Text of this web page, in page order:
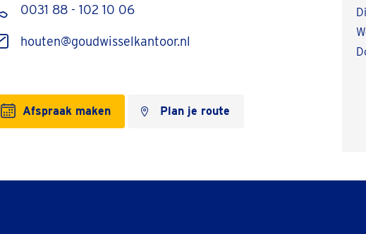
0031 88 - 102 10 06
houten@goudwisselkantoor.nl
Afspraak maken Plan je route
Di